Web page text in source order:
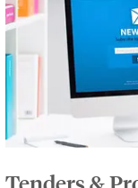
Tenders &